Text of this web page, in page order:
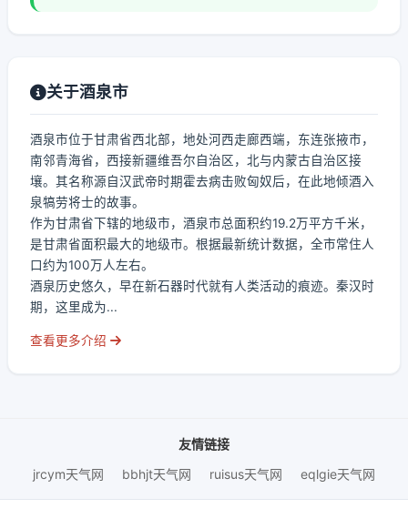
关于酒泉市
酒泉市位于甘肃省西北部，地处河西走廊西端，东连张掖市，
南邻青海省，西接新疆维吾尔自治区，北与内蒙古自治区接
壤。其名称源自汉武帝时期霍去病击败匈奴后，在此地倾酒入
泉犒劳将士的故事。
作为甘肃省下辖的地级市，酒泉市总面积约19.2万平方千米，
是甘肃省面积最大的地级市。根据最新统计数据，全市常住人
口约为100万人左右。
酒泉历史悠久，早在新石器时代就有人类活动的痕迹。秦汉时
期，这里成为...
查看更多介绍
友情链接
jrcym天气网
bbhjt天气网 ruisus天气网 eqlgie天气网